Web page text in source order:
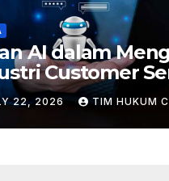
AI dalam
Customer
22, 2026 TIM HUKUM